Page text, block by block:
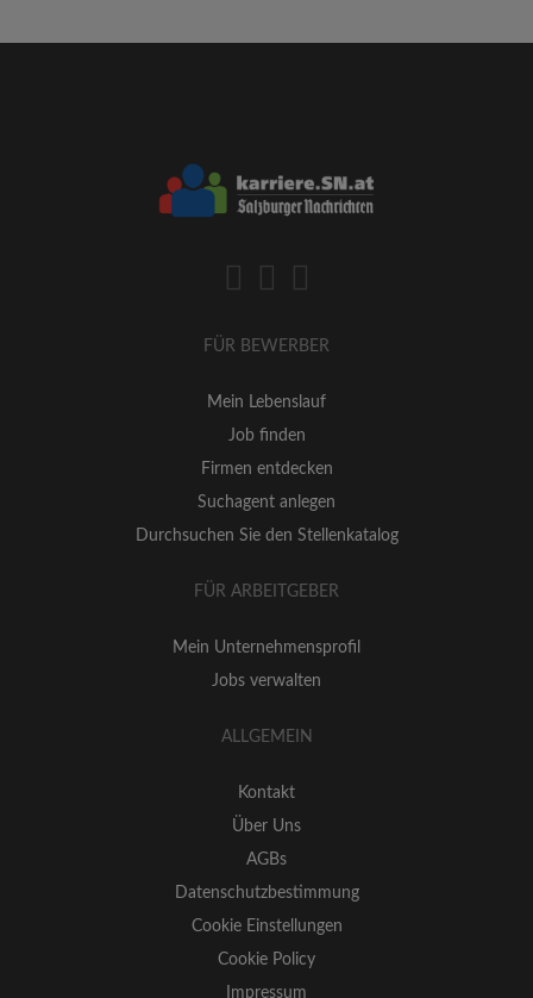
FÜR BEWERBER
Mein Lebenslauf
Job finden
Firmen entdecken
Suchagent anlegen
Durchsuchen Sie den Stellenkatalog
FÜR ARBEITGEBER
Mein Unternehmensprofil
Jobs verwalten
ALLGEMEIN
Kontakt
Über Uns
AGBs
Datenschutzbestimmung
Cookie Einstellungen
Cookie Policy
Impressum